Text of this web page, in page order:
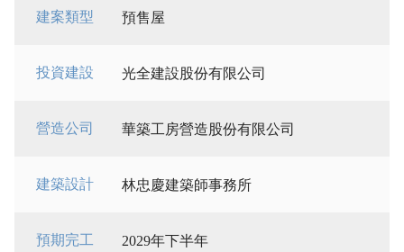
建案類型 預售屋
投資建設 光全建設股份有限公司
營造公司 華築工房營造股份有限公司
建築設計 林忠慶建築師事務所
預期完工 2029年下半年